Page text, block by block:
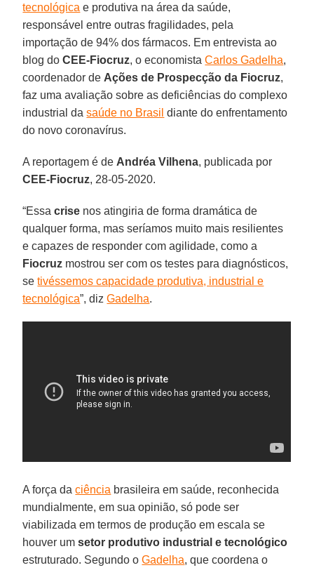
tecnológica e produtiva na área da saúde,
responsável entre outras fragilidades, pela
importação de 94% dos fármacos. Em entrevista ao
blog doCEE-Fiocruz, o economistaCarlos Gadelha,
coordenador de Ações de Prospecção da Fiocruz,
faz uma avaliação sobre as deficiências do complexo
industrial dasaúde no Brasil diante do enfrentamento
do novo coronavírus.
A reportagem é de Andréa Vilhena, publicada por
CEE-Fiocruz, 28-05-2020.
“Essacrise nos atingiria de forma dramática de
qualquer forma, mas seríamos muito mais resilientes
e capazes de responder com agilidade, como a
Fiocruz mostrou ser com os testes para diagnósticos,
setivéssemos capacidade produtiva, industrial e
tecnológica”, dizGadelha.
A força daciência brasileira em saúde, reconhecida
mundialmente, em sua opinião, só pode ser
viabilizada em termos de produção em escala se
houver umsetor produtivo industrial e tecnológico
estruturado. Segundo oGadelha, que coordena o